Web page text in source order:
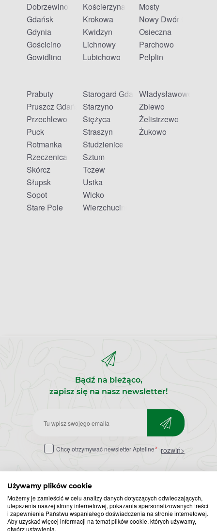
Używamy plików cookie
Możemy je zamieścić w celu analizy danych dotyczących odwiedzających,
ulepszenia naszej strony internetowej, pokazania spersonalizowanych treści
i zapewnienia Państwu wspaniałego doświadczenia na stronie internetowej.
Aby uzyskać więcej informacji na temat plików cookie, których używamy,
otwórz ustawienia.
Dobrzewino
Gdańsk
Gdynia
Gościcino
Gowidlino
Kościerzyna
Krokowa
Kwidzyn
Lichnowy
Lubichowo
Mosty
Nowy Dwór Gdański
Osieczna
Parchowo
Pelplin
Prabuty
Pruszcz Gdański
Przechlewo
Puck
Rotmanka
Rzeczenica
Skórcz
Słupsk
Sopot
Stare Pole
Starogard Gdański
Starzyno
Stężyca
Straszyn
Studzienice
Sztum
Tczew
Ustka
Wicko
Wierzchucino
Władysławowo
Zblewo
Żelistrzewo
Żukowo
Bądź na bieżąco,
zapisz się na nasz newsletter!
Zapisz
do
Chcę otrzymywać newsletter Apteline* rozwiń>